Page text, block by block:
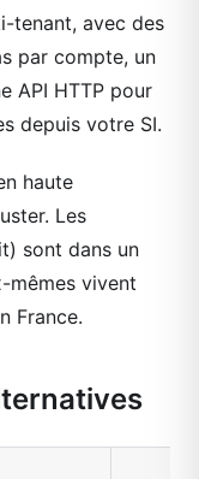
tenant, avec des
par compte, un
API HTTP pour
depuis votre SI.
haute
Les
sont dans un
mêmes vivent
France.